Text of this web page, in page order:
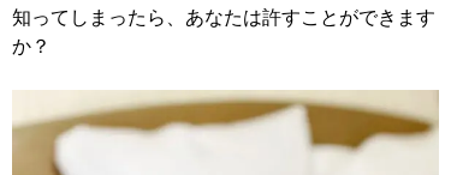
知ってしまったら、あなたは許すことができます
か？